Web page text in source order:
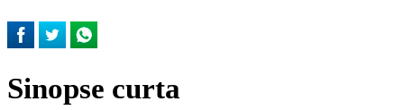
Sinopse curta